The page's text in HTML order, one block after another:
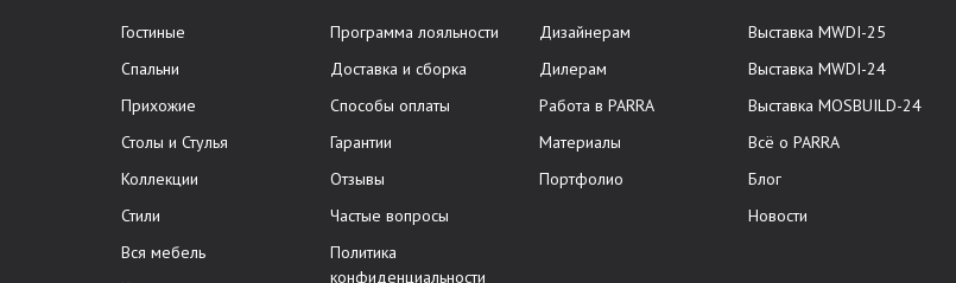
Гостиные
Спальни
Прихожие
Столы и Стулья
Коллекции
Стили
Вся мебель
Программа лояльности
Доставка и сборка
Способы оплаты
Гарантии
Отзывы
Частые вопросы
Политика
конфиденциальности
Дизайнерам
Дилерам
Работа в PARRA
Материалы
Портфолио
Выставка MWDI-25
Выставка MWDI-24
Выставка MOSBUILD-24
Всё о PARRA
Блог
Новости